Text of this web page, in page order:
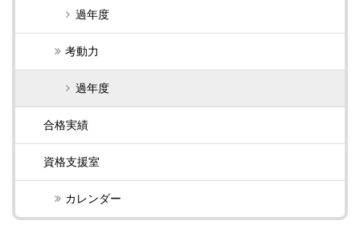
過年度
考動力
過年度
合格実績
資格支援室
カレンダー